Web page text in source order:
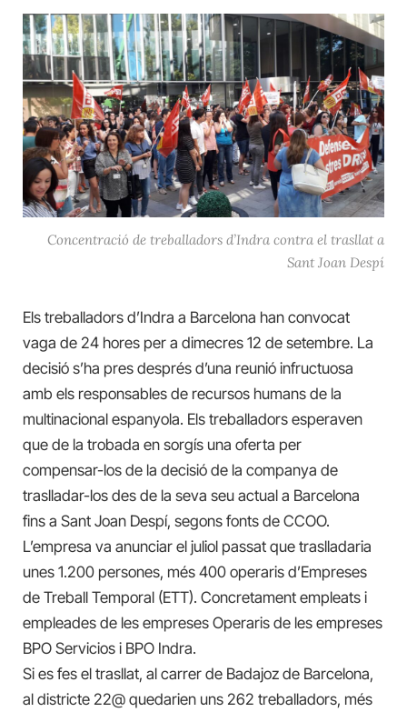
Concentració de treballadors d’Indra contra el trasllat a
Sant Joan Despí
Els treballadors d’Indra a Barcelona han convocat
vaga de 24 hores per a dimecres 12 de setembre. La
decisió s’ha pres després d’una reunió infructuosa
amb els responsables de recursos humans de la
multinacional espanyola. Els treballadors esperaven
que de la trobada en sorgís una oferta per
compensar-los de la decisió de la companya de
traslladar-los des de la seva seu actual a Barcelona
fins a Sant Joan Despí, segons fonts de CCOO.
L’empresa va anunciar el juliol passat que traslladaria
unes 1.200 persones, més 400 operaris d’Empreses
de Treball Temporal (ETT). Concretament empleats i
empleades de les empreses Operaris de les empreses
BPO Servicios i BPO Indra.
Si es fes el trasllat, al carrer de Badajoz de Barcelona,
al districte 22@ quedarien uns 262 treballadors, més